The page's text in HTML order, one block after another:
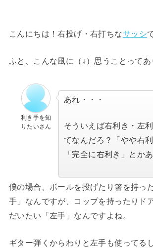
こんにちは！右投げ・右打ちなサッシ
ふと、こんな風に（↓）思うことってあ
利き手を知
りたいさん
あれ・・・
そういえば右利き・左
てなんだろ？「やや右
「完全に右利き」とか
僕の場合、ボールを投げたり箸を持っ
手」なんですが、コップを持ったりド
だいたい「左手」なんですよね。
ギター弾くからわりと左手も使ってる